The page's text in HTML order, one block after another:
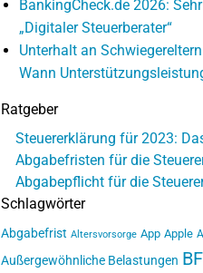
BankingCheck.de 2026:
„Digitaler Steuerberater“
Unterhalt an
Wann
Ratgeber
Steuererklärung für 2023:
Abgabefristen für die
Abgabepflicht für die
Schlagwörter
Abgabefrist Altersvorsorge App Apple
Außergewöhnliche Belastungen